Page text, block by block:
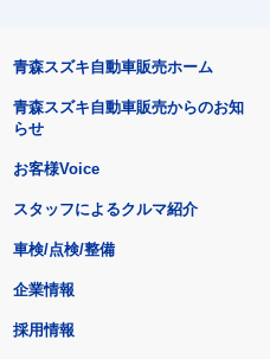
青森スズキ自動車販売ホーム
青森スズキ自動車販売からのお知
らせ
お客様Voice
スタッフによるクルマ紹介
車検/点検/整備
企業情報
採用情報